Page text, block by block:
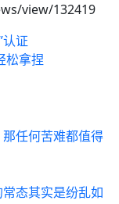
view/132419
证
松拿捏
任何苦难都值得
态其实是纷乱如